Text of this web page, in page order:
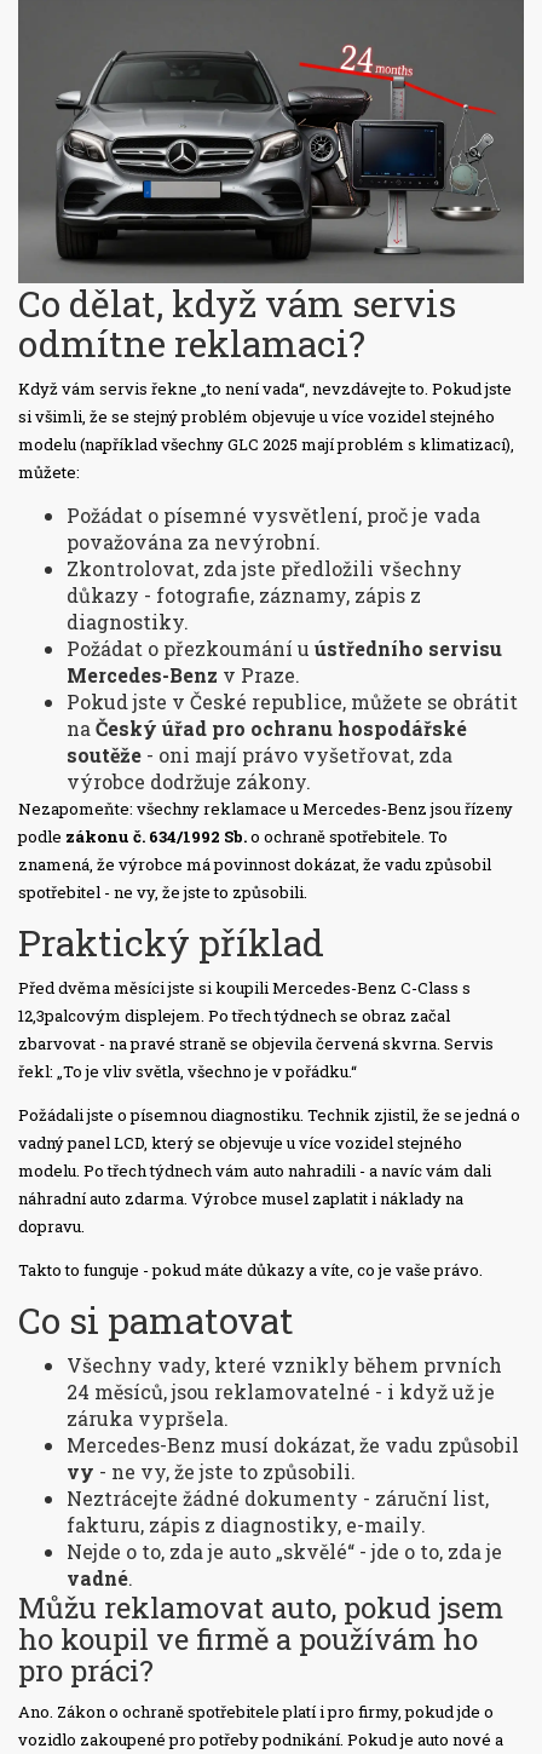
Co dělat, když vám servis
odmítne reklamaci?
Když vám servis řekne „to není vada“, nevzdávejte to. Pokud jste
si všimli, že se stejný problém objevuje u více vozidel stejného
modelu (například všechny GLC 2025 mají problém s klimatizací),
můžete:
Požádat o písemné vysvětlení, proč je vada
považována za nevýrobní.
Zkontrolovat, zda jste předložili všechny
důkazy - fotografie, záznamy, zápis z
diagnostiky.
Požádat o přezkoumání u ústředního servisu
Mercedes-Benz v Praze.
Pokud jste v České republice, můžete se obrátit
naČeský úřad pro ochranu hospodářské
soutěže - oni mají právo vyšetřovat, zda
výrobce dodržuje zákony.
Nezapomeňte: všechny reklamace u Mercedes-Benz jsou řízeny
podle zákonu č. 634/1992 Sb.o ochraně spotřebitele. To
znamená, že výrobce má povinnost dokázat, že vadu způsobil
spotřebitel - ne vy, že jste to způsobili.
Praktický příklad
Před dvěma měsíci jste si koupili Mercedes-Benz C-Class s
12,3palcovým displejem. Po třech týdnech se obraz začal
zbarvovat - na pravé straně se objevila červená skvrna. Servis
řekl: „To je vliv světla, všechno je v pořádku.“
Požádali jste o písemnou diagnostiku. Technik zjistil, že se jedná o
vadný panel LCD, který se objevuje u více vozidel stejného
modelu. Po třech týdnech vám auto nahradili - a navíc vám dali
náhradní auto zdarma. Výrobce musel zaplatit i náklady na
dopravu.
Takto to funguje - pokud máte důkazy a víte, co je vaše právo.
Co si pamatovat
Všechny vady, které vznikly během prvních
24 měsíců, jsou reklamovatelné - i když už je
záruka vypršela.
Mercedes-Benz musí dokázat, že vadu způsobil
vy - ne vy, že jste to způsobili.
Neztrácejte žádné dokumenty - záruční list,
fakturu, zápis z diagnostiky, e-maily.
Nejde o to, zda je auto „skvělé“ - jde o to, zda je
vadné.
Můžu reklamovat auto, pokud jsem
ho koupil ve firmě a používám ho
pro práci?
Ano. Zákon o ochraně spotřebitele platí i pro firmy, pokud jde o
vozidlo zakoupené pro potřeby podnikání. Pokud je auto nové a